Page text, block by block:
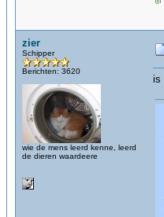
zier
Schipper
Berichten: 3620
wie de mens leerd kenne, leerd
de dieren waardeere
is